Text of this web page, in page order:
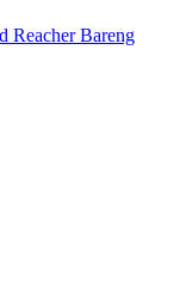
Reacher Bareng